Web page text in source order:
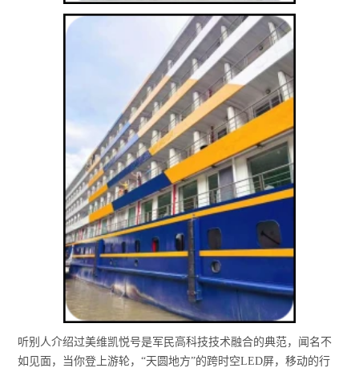
听别人介绍过美维凯悦号是军民高科技技术融合的典范，闻名不
如见面，当你登上游轮，“天圆地方”的跨时空LED屏，移动的行